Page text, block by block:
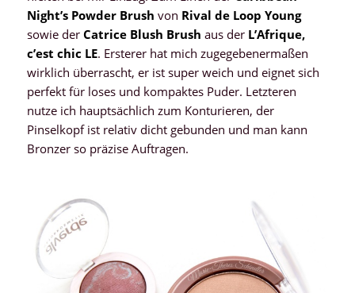
Night’s Powder Brush von Rival de Loop Young
sowie der Catrice Blush Brush aus der L’Afrique,
c’est chic LE. Ersterer hat mich zugegebenermaßen
wirklich überrascht, er ist super weich und eignet sich
perfekt für loses und kompaktes Puder. Letzteren
nutze ich hauptsächlich zum Konturieren, der
Pinselkopf ist relativ dicht gebunden und man kann
Bronzer so präzise Auftragen.